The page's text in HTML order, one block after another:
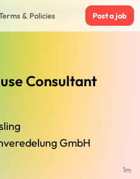
& Policies Post a job
Consultant (m/w/d)
Consultant
GmbH
1m